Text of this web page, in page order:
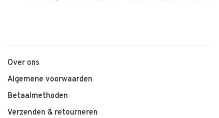
Over ons
Algemene voorwaarden
Betaalmethoden
Verzenden & retourneren